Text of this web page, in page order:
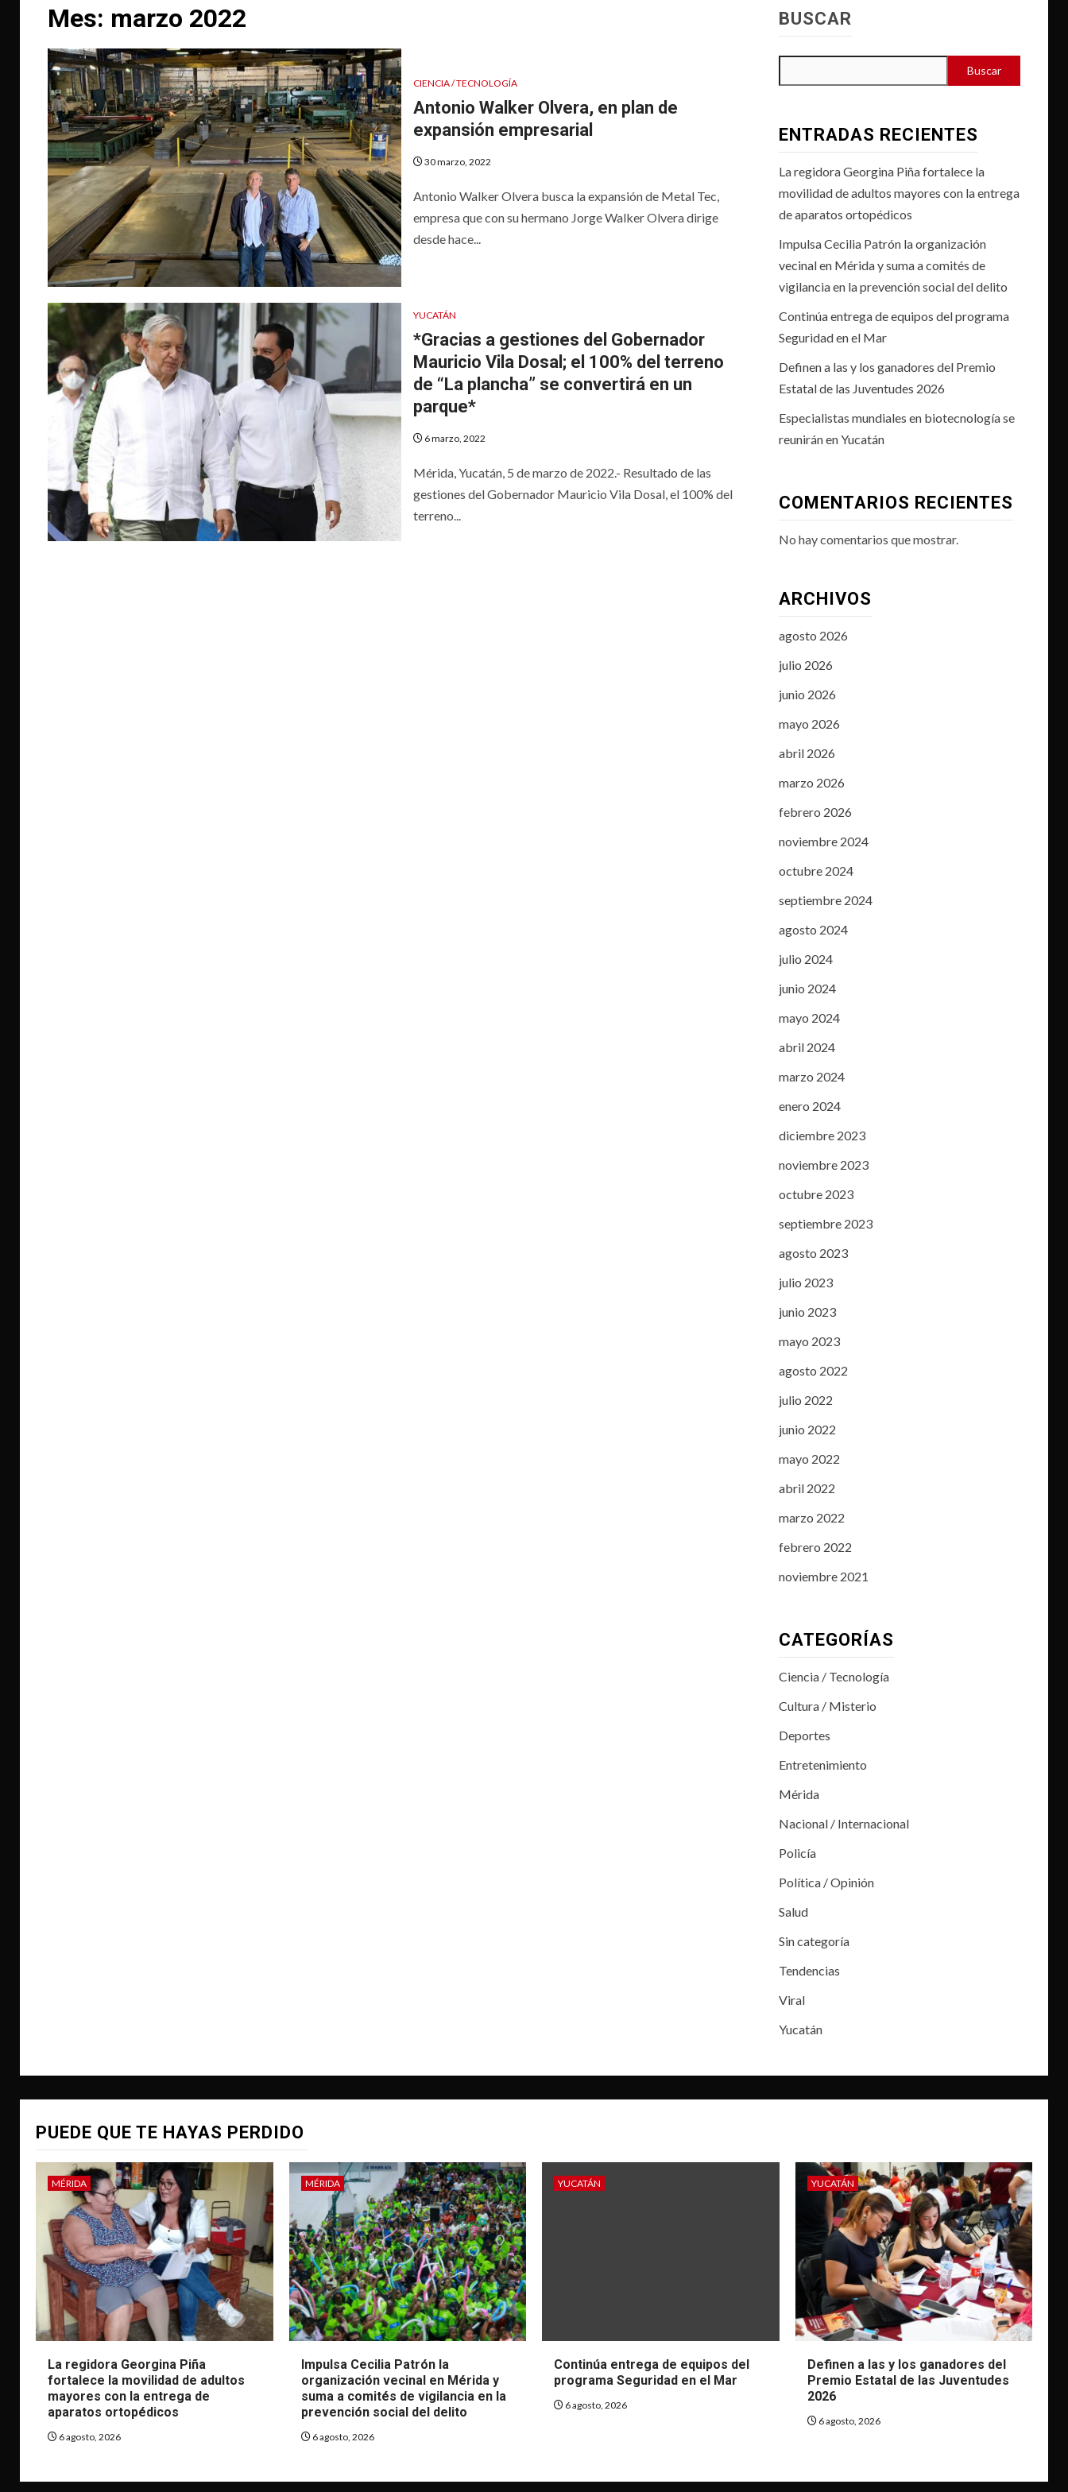
Mes: marzo 2022
CIENCIA / TECNOLOGÍA
Antonio Walker Olvera, en plan de
expansión empresarial
30 marzo, 2022
Antonio Walker Olvera busca la expansión de Metal Tec,
empresa que con su hermano Jorge Walker Olvera dirige
desde hace...
YUCATÁN
*Gracias a gestiones del Gobernador
Mauricio Vila Dosal; el 100% del terreno
de “La plancha” se convertirá en un
parque*
6 marzo, 2022
Mérida, Yucatán, 5 de marzo de 2022.- Resultado de las
gestiones del Gobernador Mauricio Vila Dosal, el 100% del
terreno...
BUSCAR
Buscar
ENTRADAS RECIENTES
La regidora Georgina Piña fortalece la
movilidad de adultos mayores con la entrega
de aparatos ortopédicos
Impulsa Cecilia Patrón la organización
vecinal en Mérida y suma a comités de
vigilancia en la prevención social del delito
Continúa entrega de equipos del programa
Seguridad en el Mar
Definen a las y los ganadores del Premio
Estatal de las Juventudes 2026
Especialistas mundiales en biotecnología se
reunirán en Yucatán
COMENTARIOS RECIENTES
No hay comentarios que mostrar.
ARCHIVOS
agosto 2026
julio 2026
junio 2026
mayo 2026
abril 2026
marzo 2026
febrero 2026
noviembre 2024
octubre 2024
septiembre 2024
agosto 2024
julio 2024
junio 2024
mayo 2024
abril 2024
marzo 2024
enero 2024
diciembre 2023
noviembre 2023
octubre 2023
septiembre 2023
agosto 2023
julio 2023
junio 2023
mayo 2023
agosto 2022
julio 2022
junio 2022
mayo 2022
abril 2022
marzo 2022
febrero 2022
noviembre 2021
CATEGORÍAS
Ciencia / Tecnología
Cultura / Misterio
Deportes
Entretenimiento
Mérida
Nacional / Internacional
Policía
Política / Opinión
Salud
Sin categoría
Tendencias
Viral
Yucatán
PUEDE QUE TE HAYAS PERDIDO
MÉRIDA
La regidora Georgina Piña
fortalece la movilidad de adultos
mayores con la entrega de
aparatos ortopédicos
6 agosto, 2026
MÉRIDA
Impulsa Cecilia Patrón la
organización vecinal en Mérida y
suma a comités de vigilancia en la
prevención social del delito
6 agosto, 2026
YUCATÁN
Continúa entrega de equipos del
programa Seguridad en el Mar
6 agosto, 2026
YUCATÁN
Definen a las y los ganadores del
Premio Estatal de las Juventudes
2026
6 agosto, 2026